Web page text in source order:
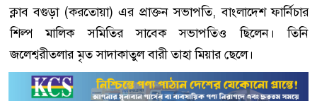
ক্লাব বগুড়া (করতোয়া) এর প্রাক্তন সভাপতি, বাংলাদেশ ফার্নিচার
শিল্প মালিক সমিতির সাবেক সভাপতিও ছিলেন। তিনি
জলেশ্বরীতলার মৃত সাদাকাতুল বারী তাহা মিয়ার ছেলে।